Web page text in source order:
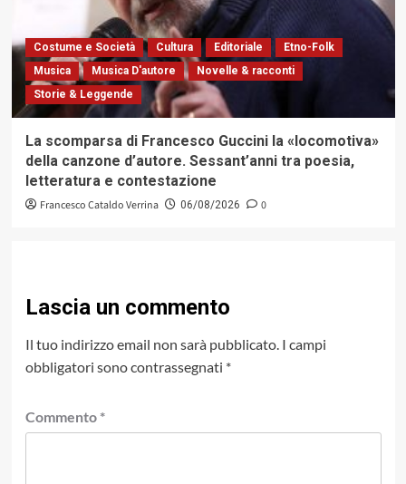
Costume e Società Cultura Editoriale
Etno-Folk
Musica
Musica D'autore
Novelle & racconti
Storie & Leggende
La scomparsa di Francesco Guccini la «locomotiva»
della canzone d’autore. Sessant’anni tra poesia,
letteratura e contestazione
Francesco Cataldo Verrina 06/08/2026 0
Lascia un commento
Il tuo indirizzo email non sarà pubblicato. I campi
obbligatori sono contrassegnati *
Commento *